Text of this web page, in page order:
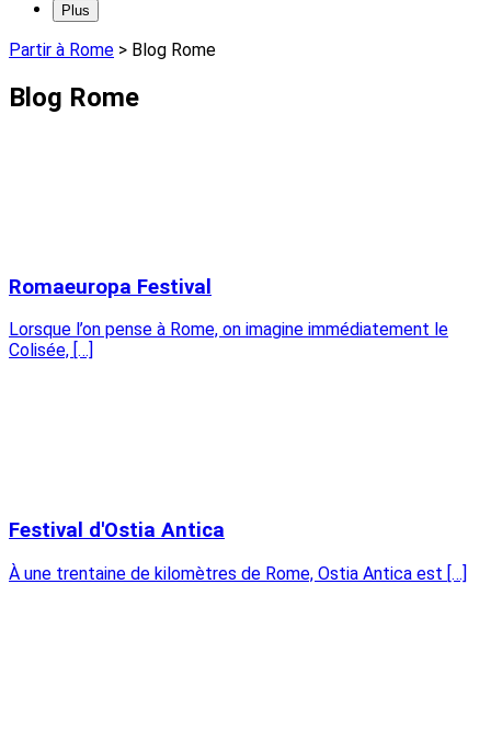
Plus
Partir à Rome > Blog Rome
Blog Rome
Romaeuropa Festival
Lorsque l’on pense à Rome, on imagine immédiatement le
Colisée, […]
Festival d'Ostia Antica
À une trentaine de kilomètres de Rome, Ostia Antica est […]